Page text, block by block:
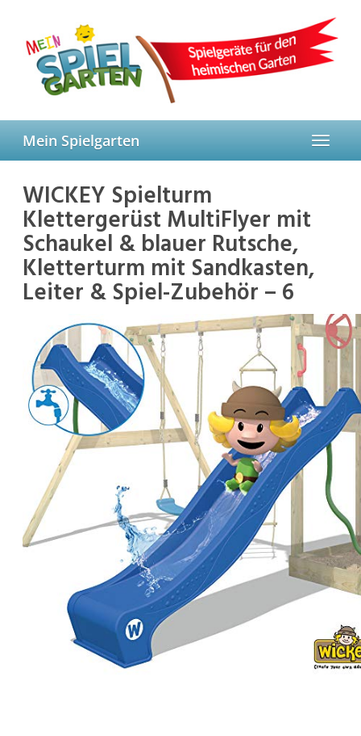
content
Toggle
Mein Spielgarten
WICKEY Spielturm
Klettergerüst MultiFlyer mit
Schaukel & blauer Rutsche,
Kletterturm mit Sandkasten,
Leiter & Spiel-Zubehör – 6